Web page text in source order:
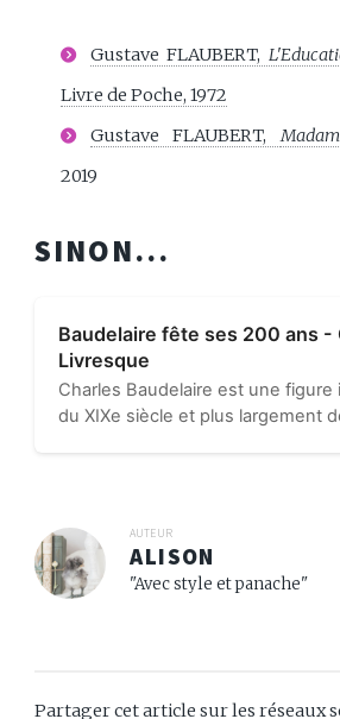
Gustave FLAUBERT,
Livre de Poche, 1972
Gustave FLAUBERT,
2019
SINON...
Baudelaire fête ses 200 ans -
Livresque
Charles Baudelaire est une figure
du XIXe siècle et plus largement
AUTEUR
ALISON
"Avec style et panache"
Partager cet article sur les réseaux